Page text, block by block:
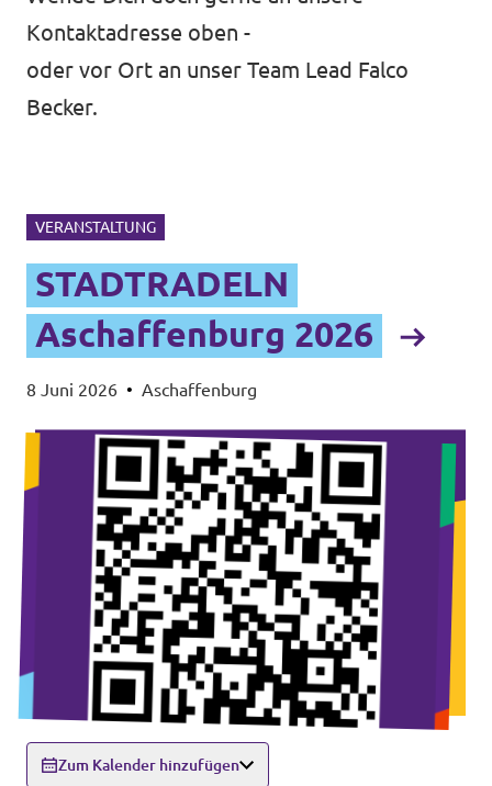
Kontaktadresse oben -
oder vor Ort an unser Team Lead Falco
Becker.
VERANSTALTUNG
STADTRADELN
Aschaffenburg 2026
8 Juni 2026 • Aschaffenburg
Zum Kalender hinzufügen